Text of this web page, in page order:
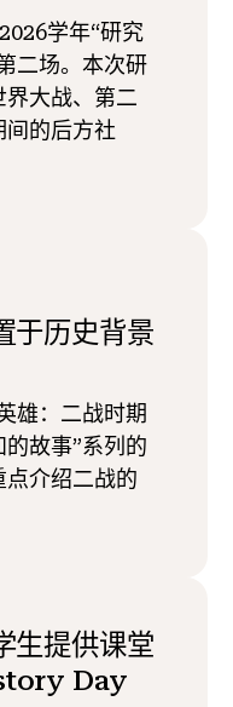
学年“研究
二场。本次研
大战、第二
间的后方社
于历史背景
雄：二战时期
故事”系列的
介绍二战的
生提供课堂
Day